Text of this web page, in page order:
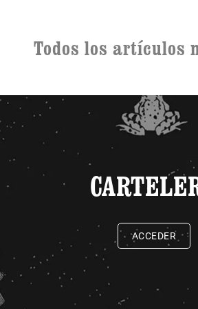
Todos los artículos
ACCEDER